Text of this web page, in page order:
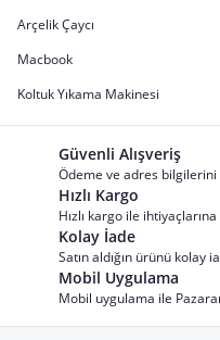
Arçelik Çaycı
Macbook
Koltuk Yıkama Makinesi
Güvenli Alışveriş
Ödeme ve adres bilgilerini
Hızlı Kargo
Hızlı kargo ile
Kolay İade
Satın aldığın ürünü kolay
Mobil Uygulama
Mobil uygulama ile